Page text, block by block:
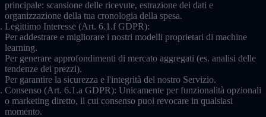
principale: scansione delle ricevute, estrazione dei dati e
organizzazione della tua cronologia della spesa.
Legittimo Interesse (Art. 6.1.f GDPR):
Per addestrare e migliorare i nostri modelli proprietari di machine
learning.
Per generare approfondimenti di mercato aggregati (es. analisi delle
tendenze dei prezzi).
Per garantire la sicurezza e l'integrità del nostro Servizio.
Consenso (Art. 6.1.a GDPR): Unicamente per funzionalità opzionali
o marketing diretto, il cui consenso puoi revocare in qualsiasi
momento.